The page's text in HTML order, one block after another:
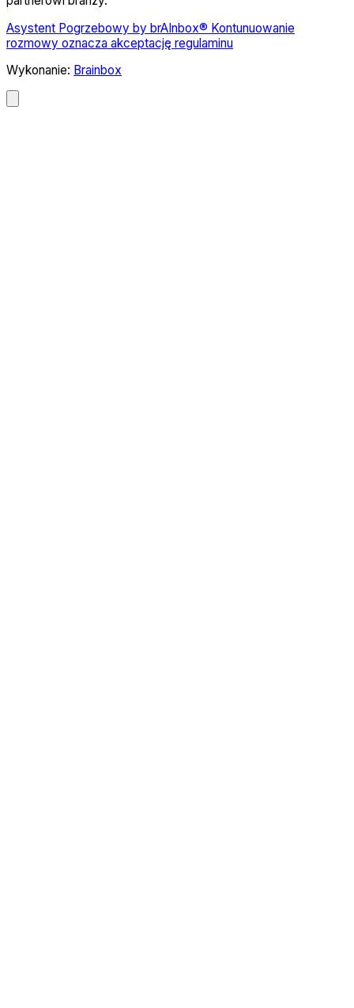
Asystent Pogrzebowy by brAInbox® Kontunuowanie
rozmowy oznacza akceptację regulaminu
Wykonanie: Brainbox